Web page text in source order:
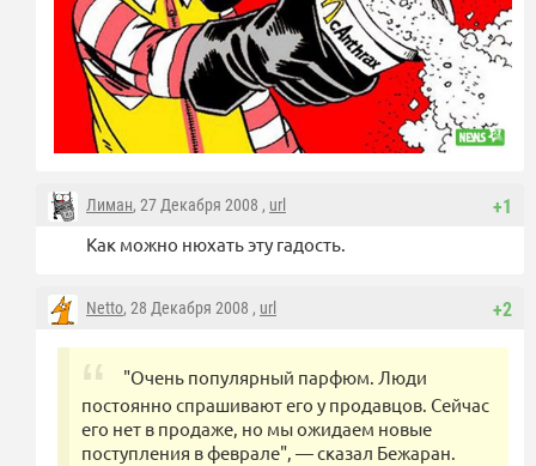
+1
Лиман, 27 Декабря 2008 , url
Как можно нюхать эту гадость.
+2
Netto, 28 Декабря 2008 , url
"Очень популярный парфюм. Люди
постоянно спрашивают его у продавцов. Сейчас
его нет в продаже, но мы ожидаем новые
поступления в феврале", — сказал Бежаран.